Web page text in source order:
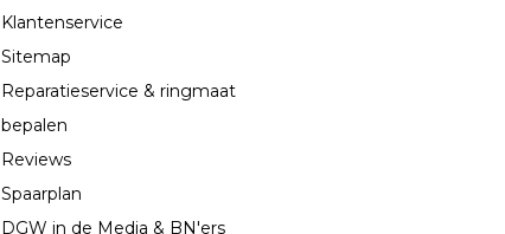
Klantenservice
Sitemap
Reparatieservice & ringmaat
bepalen
Reviews
Spaarplan
DGW in de Media & BN'ers